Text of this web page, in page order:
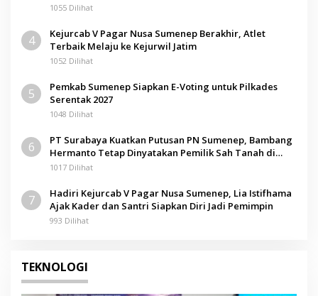
1055 Dilihat
4
Kejurcab V Pagar Nusa Sumenep Berakhir, Atlet
Terbaik Melaju ke Kejurwil Jatim
1052 Dilihat
5
Pemkab Sumenep Siapkan E-Voting untuk Pilkades
Serentak 2027
1048 Dilihat
6
PT Surabaya Kuatkan Putusan PN Sumenep, Bambang
Hermanto Tetap Dinyatakan Pemilik Sah Tanah di
Pamolokan
1017 Dilihat
7
Hadiri Kejurcab V Pagar Nusa Sumenep, Lia Istifhama
Ajak Kader dan Santri Siapkan Diri Jadi Pemimpin
993 Dilihat
TEKNOLOGI